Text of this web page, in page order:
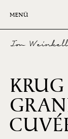
MENÜ
Im
KRUG